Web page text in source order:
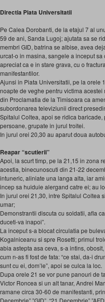
Directia Piata Universitatii
Pe Calea Dorobanti, de la etajul 7 al
59 de ani, Sanda Lugoj; ajutata sa se
membri GID, batrina se albise, avea
urcat-o in masina, sangele a inceput
apreciat ca e in stare grava, cu o
manifestantilor.
Ajunsi in Piata Universitatii, pe la orele
noapte de veghe pentru victima
din Proclamatia de la Timisoara ca
subordonarea televiziunii direct
Spitalul Coltea, apoi se ridica
persoane, grupate in jurul troitei.
In jurul orei 20,30 au aparut doua
Reapar “scutierii”
Apoi, la scurt timp, pe la 21,15 in zona
acestia, binecunoscuti din 21-22
intuneric, aliniate una langa alta, iar
incep sa huiduie alergand catre ei; au
In jurul orei 21,30, intre Spitalul Coltea
umar;
Demonstrantii discuta cu soldatii, afla
duceti-va inapoi”.
La inceput s-a blocat circulatia pe
Kogalniceanu si spre Rosetti; primul
abia astepta asa ceva, s-a intins,
cum n-as fi fost de fata: “ce stai, da-i
sunt cu ei, dom’le”, apoi se culca la loc.
Dupa orele 21 se vor pune panouri de
Victor Roncea si un alt tanar, Andrei
ramane circa 30-60 de manifestanti,
Decembrie”,”GID”, “21